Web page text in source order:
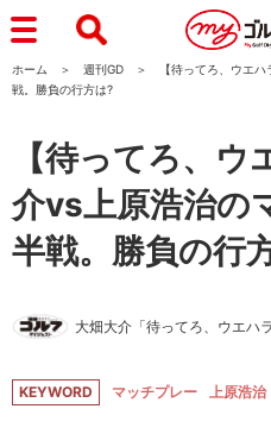
ホーム 週刊GD
【待ってろ、ウエ
戦。勝負の行方は?
【待ってろ、
介vs上原浩治の
半戦。勝負の行
大畑大介「待ってろ、ウエハラ
KEYWORD マッチプレー 上原浩治